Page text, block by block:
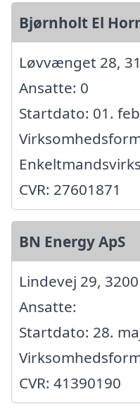
Bjørnholt El
Løvvænget 28,
Ansatte: 0
Startdato: 01.
CVR: 27601871
BN Energy ApS
Lindevej 29,
Ansatte:
Startdato: 28.
CVR: 41390190